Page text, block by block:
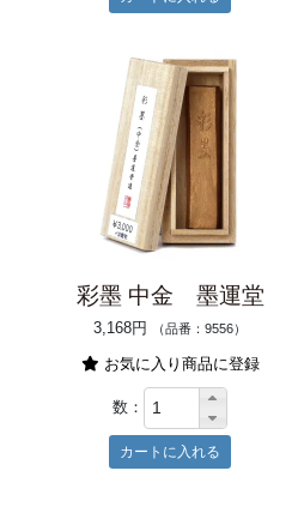
彩墨 中金 墨運堂
3,168円 （品番：9556）
お気に入り商品に登録
数：